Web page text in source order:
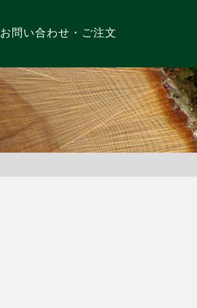
お問い合わせ・ご注文